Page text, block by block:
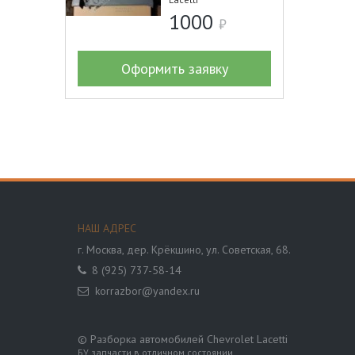
1000
Оформить заявку
НАШ АДРЕС
г. Москва, дер. Крёкшино, ул. Советская, 68.
8 (925) 737-58-14
korrazbor@yandex.ru
© Разборка автомобилей Chevrolet Lacetti
БУ запчасти в отличном состоянии